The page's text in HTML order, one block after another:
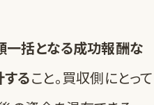
一括となる成功報酬な
すること。買収側にとって